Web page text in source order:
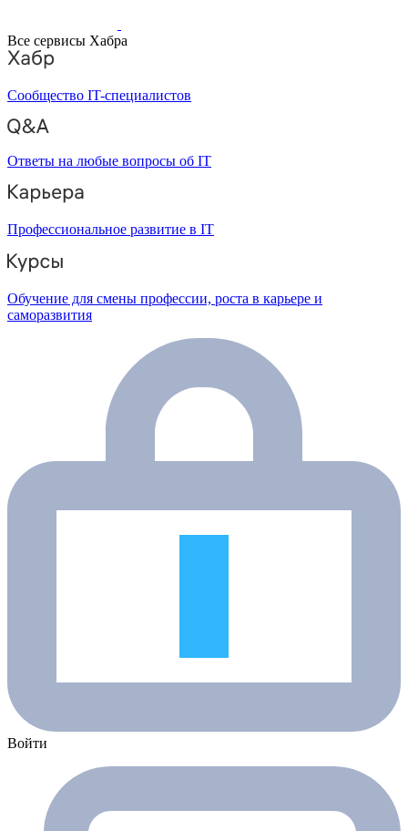
Все сервисы Хабра
Сообщество IT-специалистов
Ответы на любые вопросы об IT
Профессиональное развитие в IT
Обучение для смены профессии, роста в карьере и
саморазвития
Войти